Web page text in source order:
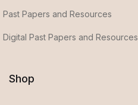
Past Papers and Resources
Digital Past Papers and Resources
Shop